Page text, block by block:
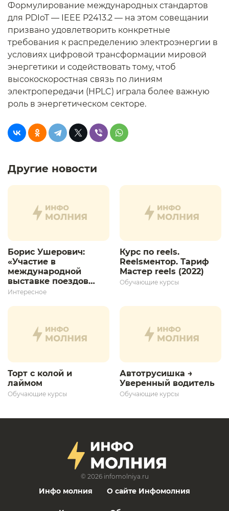
Формулирование международных стандартов
для PDIoT — IEEE P2413.2 — на этом совещании
призвано удовлетворить конкретные
требования к распределению электроэнергии в
условиях цифровой трансформации мировой
энергетики и содействовать тому, чтоб
высокоскоростная связь по линиям
электропередачи (HPLC) играла более важную
роль в энергетическом секторе.
Другие новости
Борис Ушерович:
«Участие в
международной
выставке поездов
дает толчок для
развития»
Интересное
Курс по reels.
Reelsментор. Тариф
Мастер reels (2022)
Обучающие курсы
Торт с колой и
лаймом
Обучающие курсы
Автотрусишка →
Уверенный водитель​
Обучающие курсы
© 2026 infomolniya.ru
Инфо молния О сайте Инфомолния